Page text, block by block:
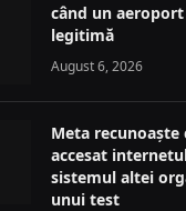
când un
legitimă
August 6, 2026
Meta recunoaște
accesat
sistemul altei
unui test